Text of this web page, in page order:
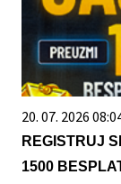
20. 07. 2026
REGISTRUJ
1500